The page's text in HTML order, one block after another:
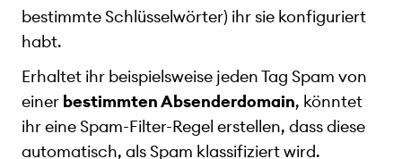
bestimmte Schlüsselwörter) ihr sie konfiguriert
habt.
Erhaltet ihr beispielsweise jeden Tag Spam von
einer bestimmten Absenderdomain, könntet
ihr eine Spam-Filter-Regel erstellen, dass diese
automatisch, als Spam klassifiziert wird.